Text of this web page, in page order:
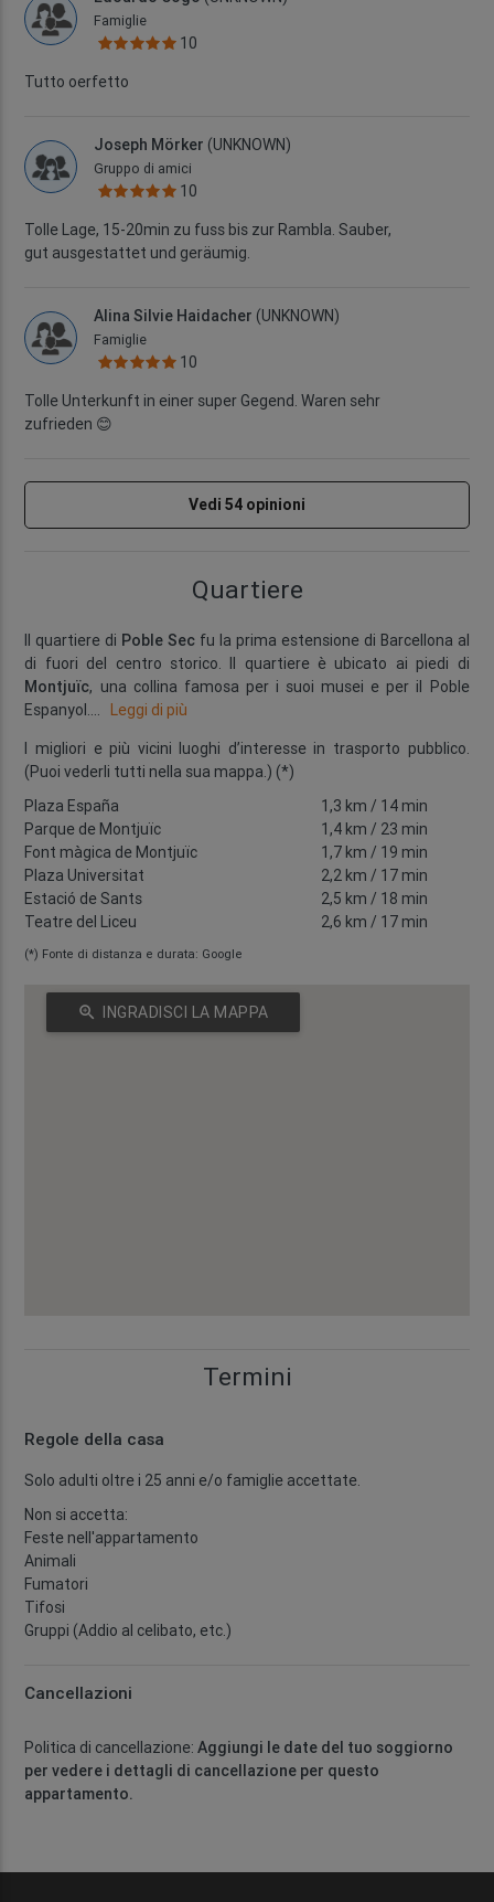
Famiglie
10
Tutto oerfetto
Joseph Mörker (UNKNOWN)
Gruppo di amici
10
Tolle Lage, 15-20min zu fuss bis zur Rambla. Sauber,
gut ausgestattet und geräumig.
Alina Silvie Haidacher (UNKNOWN)
Famiglie
10
Tolle Unterkunft in einer super Gegend. Waren sehr
zufrieden 😊
Vedi 54 opinioni
Quartiere
Il quartiere di Poble Sec fu la prima estensione di Barcellona al
di fuori del centro storico. Il quartiere è ubicato ai piedi di
Montjuïc, una collina famosa per i suoi musei e per il Poble
Espanyol.... Leggi di più
I migliori e più vicini luoghi d’interesse in trasporto pubblico.
(Puoi vederli tutti nella sua mappa.) (*)
Plaza España
1,3 km / 14 min
Parque de Montjuïc
1,4 km / 23 min
Font màgica de Montjuïc
1,7 km / 19 min
Plaza Universitat
2,2 km / 17 min
Estació de Sants
2,5 km / 18 min
Teatre del Liceu
2,6 km / 17 min
(*) Fonte di distanza e durata: Google
zoom_in INGRADISCI LA MAPPA
Termini
Regole della casa
Solo adulti oltre i 25 anni e/o famiglie accettate.
Non si accetta:
Feste nell'appartamento
Animali
Fumatori
Tifosi
Gruppi (Addio al celibato, etc.)
Cancellazioni
Politica di cancellazione:Aggiungi le date del tuo soggiorno
per vedere i dettagli di cancellazione per questo
appartamento.